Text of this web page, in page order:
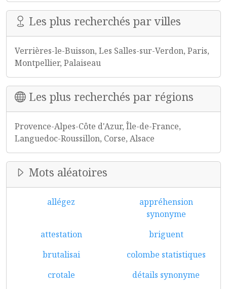
Les plus recherchés par villes
Verrières-le-Buisson, Les Salles-sur-Verdon, Paris,
Montpellier, Palaiseau
Les plus recherchés par régions
Provence-Alpes-Côte d'Azur, Île-de-France,
Languedoc-Roussillon, Corse, Alsace
Mots aléatoires
allégez
appréhension
synonyme
attestation
briguent
brutalisai
colombe statistiques
crotale
détails synonyme